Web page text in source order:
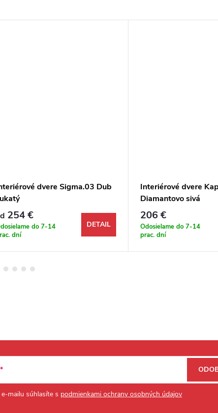
dvere Sigma.03 Dub
254 €
do 7-14
dní
DETAIL
Interiérové dvere
Diamantovo sivá
206 €
Odosielame do 7-14
prac. dní
mailu súhlasíte s podmienkami ochrany osobných údajov